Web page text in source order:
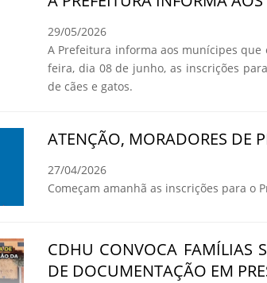
29/05/2026
A Prefeitura informa aos munícipes
feira, dia 08 de junho, as inscrições
de cães e gatos.
ATENÇÃO, MORADORES DE
27/04/2026
Começam amanhã as inscrições para o
CDHU CONVOCA FAMÍLIAS
DE DOCUMENTAÇÃO EM